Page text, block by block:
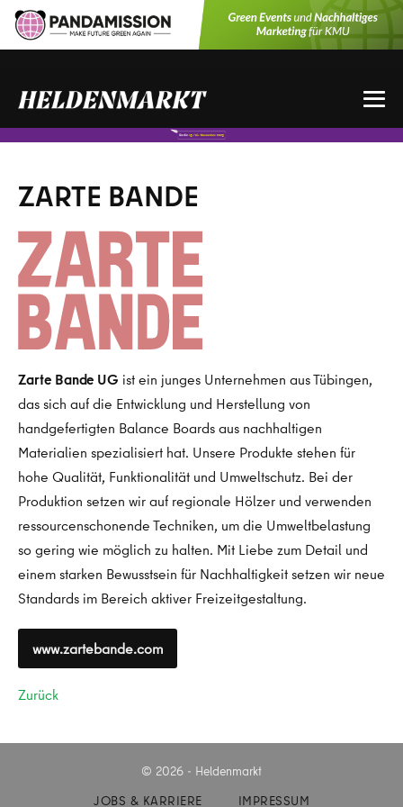
Zum
Inhalt
ZARTE BANDE
Zarte Bande UG ist ein junges Unternehmen aus Tübingen,
das sich auf die Entwicklung und Herstellung von
handgefertigten Balance Boards aus nachhaltigen
Materialien spezialisiert hat. Unsere Produkte stehen für
hohe Qualität, Funktionalität und Umweltschutz. Bei der
Produktion setzen wir auf regionale Hölzer und verwenden
ressourcenschonende Techniken, um die Umweltbelastung
so gering wie möglich zu halten. Mit Liebe zum Detail und
einem starken Bewusstsein für Nachhaltigkeit setzen wir neue
Standards im Bereich aktiver Freizeitgestaltung.
www.zartebande.com
Zurück
© 2026 - Heldenmarkt
JOBS & KARRIERE
IMPRESSUM